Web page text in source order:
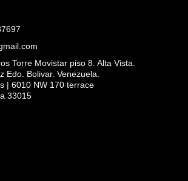
Torre Movistar piso 8. Alta Vista.
Edo. Bolivar. Venezuela.
| 6010 NW 170 terrace
33015